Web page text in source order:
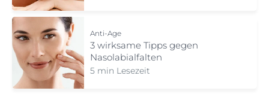
Anti-Age
3 wirksame Tipps gegen
Nasolabialfalten
5 min Lesezeit